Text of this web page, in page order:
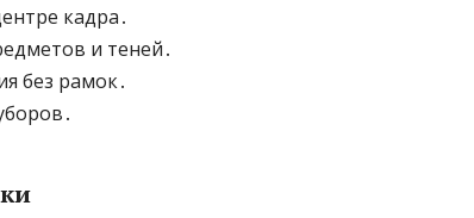
кадра․
и теней․
без рамок․